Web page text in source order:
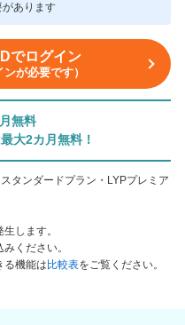
あります
でログイン
が必要です）
無料
大2カ月無料！
タンダードプラン・LYPプレミア
します。
ください。
る機能は 比較表をご覧ください。